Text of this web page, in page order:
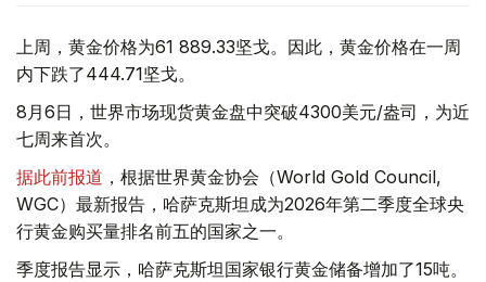
上周，黄金价格为61 889.33坚戈。因此，黄金价格在一周
内下跌了444.71坚戈。
8月6日，世界市场现货黄金盘中突破4300美元/盎司，为近
七周来首次。
据此前报道 ，根据世界黄金协会（World Gold Council,
WGC）最新报告，哈萨克斯坦成为2026年第二季度全球央
行黄金购买量排名前五的国家之一。
季度报告显示，哈萨克斯坦国家银行黄金储备增加了15吨。